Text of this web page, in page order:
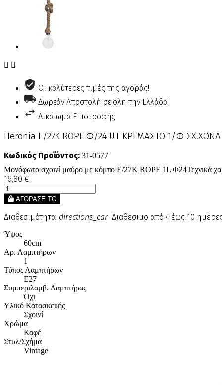
 
Οι καλύτερες τιμές της αγοράς!
Δωρεάν Αποστολή σε όλη την Ελλάδα!
Δικαίωμα Επιστροφής
Heronia Ε/27Κ ROPE Φ/24 UT ΚΡΕΜΑΣΤΟ 1/Φ ΣΧ.ΧΟΝΔ
Κωδικός Προϊόντος: 31-0577
Μονόφωτο σχοινί μαύρο με κόμπο E/27K ROPE 1L Φ24Τεχνικά
16,80 €
ΑΓΟΡΑΣΕ ΤΟ
Διαθεσιμότητα: directions_car Διαθέσιμο από 4 έως 10
Ύψος
60cm
Αρ. Λαμπτήρων
1
Τύπος Λαμπτήρων
E27
Συμπεριλαμβ. Λαμπτήρας
Όχι
Υλικό Κατασκευής
Σχοινί
Χρώμα
Καφέ
Στυλ/Σχήμα
Vintage